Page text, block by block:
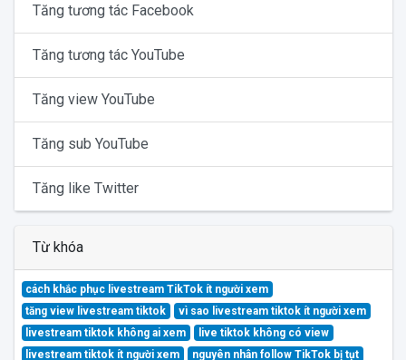
Tăng tương tác Facebook
Tăng tương tác YouTube
Tăng view YouTube
Tăng sub YouTube
Tăng like Twitter
Từ khóa
cách khắc phục livestream TikTok ít người xem
tăng view livestream tiktok
vì sao livestream tiktok ít người xem
livestream tiktok không ai xem
live tiktok không có view
livestream tiktok ít người xem
nguyên nhân follow TikTok bị tụt